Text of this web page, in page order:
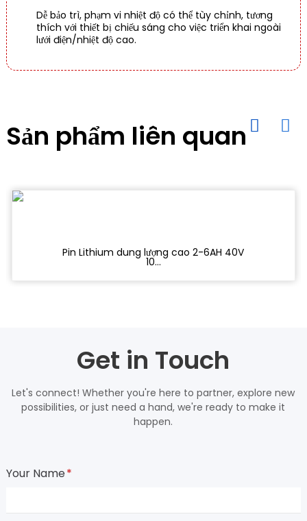
Dễ bảo trì, phạm vi nhiệt độ có thể tùy chỉnh, tương
thích với thiết bị chiếu sáng cho việc triển khai ngoài
lưới điện/nhiệt độ cao.
Sản phẩm liên quan
Pin Lithium dung lượng cao 2-6AH 40V
10...
Get in Touch
Let's connect! Whether you're here to partner, explore new
possibilities, or just need a hand, we're ready to make it
happen.
Your Name*